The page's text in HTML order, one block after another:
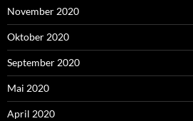
November 2020
Oktober 2020
September 2020
Mai 2020
April 2020